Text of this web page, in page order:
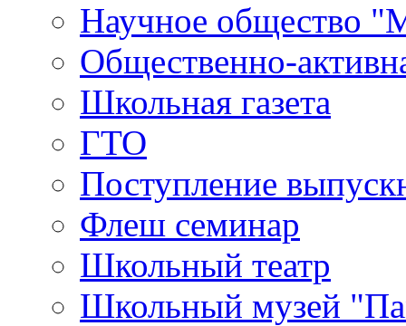
Научное общество
Общественно-
Школьная газета
ГТО
Поступление
Флеш семинар
Школьный театр
Школьный музей